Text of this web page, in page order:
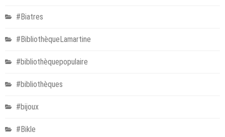
#Biatres
#BibliothèqueLamartine
#bibliothèquepopulaire
#bibliothèques
#bijoux
#Bikle